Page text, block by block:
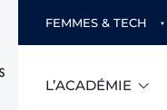
FEMMES & TECH
L’ACADÉMIE